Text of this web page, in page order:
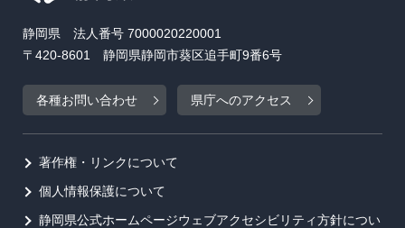
静岡県 法人番号 7000020220001
〒420-8601 静岡県静岡市葵区追手町9番6号
各種お問い合わせ 県庁へのアクセス
著作権・リンクについて
個人情報保護について
静岡県公式ホームページウェブアクセシビリティ方針につい